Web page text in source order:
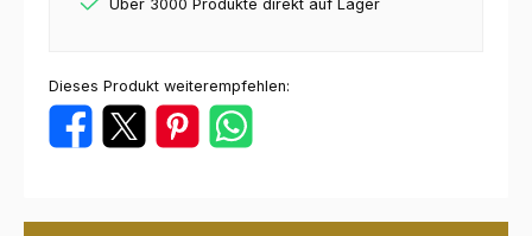
Über 3000 Produkte direkt auf Lager
Dieses Produkt weiterempfehlen: